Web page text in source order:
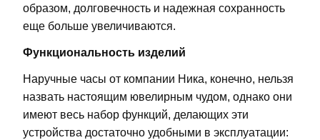
образом, долговечность и надежная сохранность
еще больше увеличиваются.
Функциональность изделий
Наручные часы от компании Ника, конечно, нельзя
назвать настоящим ювелирным чудом, однако они
имеют весь набор функций, делающих эти
устройства достаточно удобными в эксплуатации: